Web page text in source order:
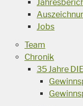
Jobs
Team
Chronik
35 Jahre